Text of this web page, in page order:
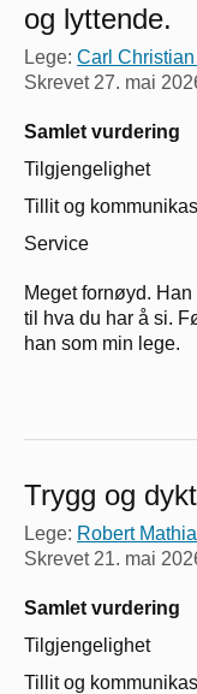
og lyttende.
Lege: Carl
Skrevet 27. mai
Samlet vurdering
Tilgjengelighet
Tillit og
Service
Meget fornøyd.
til hva du har å si.
han som min lege.
Trygg og
Lege: Robert
Skrevet 21. mai
Samlet vurdering
Tilgjengelighet
Tillit og